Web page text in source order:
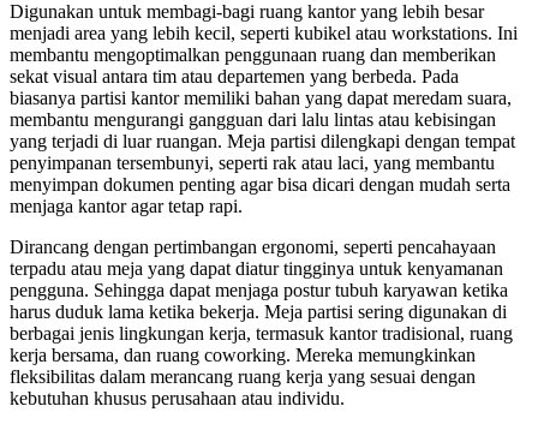
Digunakan untuk membagi-bagi ruang kantor yang lebih besar
menjadi area yang lebih kecil, seperti kubikel atau workstations. Ini
membantu mengoptimalkan penggunaan ruang dan memberikan
sekat visual antara tim atau departemen yang berbeda. Pada
biasanya partisi kantor memiliki bahan yang dapat meredam suara,
membantu mengurangi gangguan dari lalu lintas atau kebisingan
yang terjadi di luar ruangan. Meja partisi dilengkapi dengan tempat
penyimpanan tersembunyi, seperti rak atau laci, yang membantu
menyimpan dokumen penting agar bisa dicari dengan mudah serta
menjaga kantor agar tetap rapi.
Dirancang dengan pertimbangan ergonomi, seperti pencahayaan
terpadu atau meja yang dapat diatur tingginya untuk kenyamanan
pengguna. Sehingga dapat menjaga postur tubuh karyawan ketika
harus duduk lama ketika bekerja. Meja partisi sering digunakan di
berbagai jenis lingkungan kerja, termasuk kantor tradisional, ruang
kerja bersama, dan ruang coworking. Mereka memungkinkan
fleksibilitas dalam merancang ruang kerja yang sesuai dengan
kebutuhan khusus perusahaan atau individu.